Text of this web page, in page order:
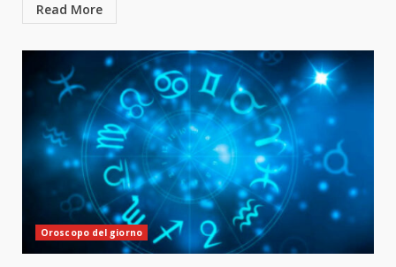
Read More
Oroscopo del giorno